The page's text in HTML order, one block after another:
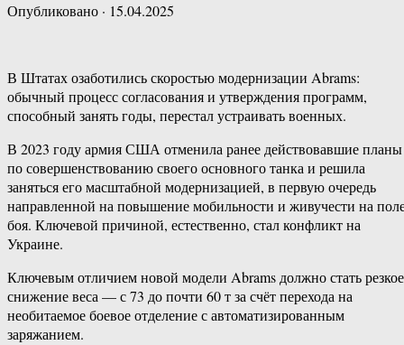
Опубликовано · 15.04.2025
В Штатах озаботились скоростью модернизации Abrams:
обычный процесс согласования и утверждения программ,
способный занять годы, перестал устраивать военных.
В 2023 году армия США отменила ранее действовавшие планы
по совершенствованию своего основного танка и решила
заняться его масштабной модернизацией, в первую очередь
направленной на повышение мобильности и живучести на
боя. Ключевой причиной, естественно, стал конфликт на
Украине.
Ключевым отличием новой модели Abrams должно стать резкое
снижение веса — с 73 до почти 60 т за счёт перехода на
необитаемое боевое отделение с автоматизированным
заряжанием.